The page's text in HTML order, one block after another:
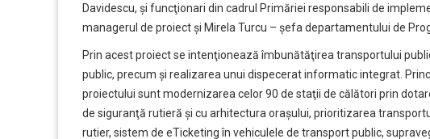
Davidescu, şi funcţionari din cadrul Primăriei responsabili de
managerul de proiect şi Mirela Turcu – şefa departamentului de
Prin acest proiect se intenţionează îmbunătăţirea transportului
public, precum şi realizarea unui dispecerat informatic integrat.
proiectului sunt modernizarea celor 90 de staţii de călători prin
de siguranţă rutieră şi cu arhitectura oraşului, prioritizarea
rutier, sistem de eTicketing în vehiculele de transport public,